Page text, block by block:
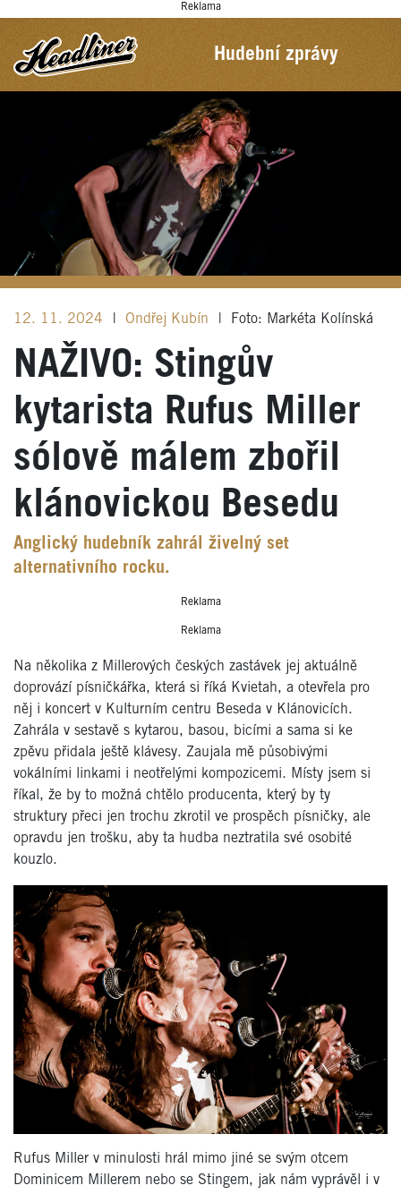
Reklama
Hudební zprávy
12. 11. 2024 Ondřej Kubín Foto: Markéta Kolínská
NAŽIVO: Stingův
kytarista Rufus Miller
sólově málem zbořil
klánovickou Besedu
Anglický hudebník zahrál živelný set
alternativního rocku.
Reklama
Reklama
Na několika z Millerových českých zastávek jej aktuálně
doprovází písničkářka, která si říká Kvietah, a otevřela pro
něj i koncert v Kulturním centru Beseda v Klánovicích.
Zahrála v sestavě s kytarou, basou, bicími a sama si ke
zpěvu přidala ještě klávesy. Zaujala mě působivými
vokálními linkami i neotřelými kompozicemi. Místy jsem si
říkal, že by to možná chtělo producenta, který by ty
struktury přeci jen trochu zkrotil ve prospěch písničky, ale
opravdu jen trošku, aby ta hudba neztratila své osobité
kouzlo.
Rufus Miller v minulosti hrál mimo jiné se svým otcem
Dominicem Millerem nebo se Stingem, jak nám vyprávěl i v